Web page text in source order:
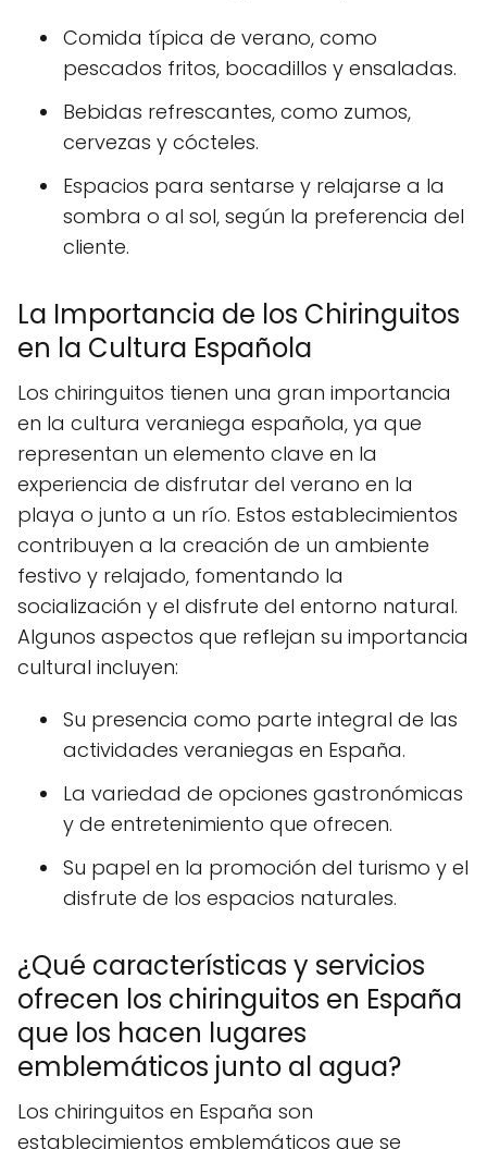
Comida típica de verano, como
pescados fritos, bocadillos y ensaladas.
Bebidas refrescantes, como zumos,
cervezas y cócteles.
Espacios para sentarse y relajarse a la
sombra o al sol, según la preferencia del
cliente.
La Importancia de los Chiringuitos
en la Cultura Española
Los chiringuitos tienen una gran importancia
en la cultura veraniega española, ya que
representan un elemento clave en la
experiencia de disfrutar del verano en la
playa o junto a un río. Estos establecimientos
contribuyen a la creación de un ambiente
festivo y relajado, fomentando la
socialización y el disfrute del entorno natural.
Algunos aspectos que reflejan su importancia
cultural incluyen:
Su presencia como parte integral de las
actividades veraniegas en España.
La variedad de opciones gastronómicas
y de entretenimiento que ofrecen.
Su papel en la promoción del turismo y el
disfrute de los espacios naturales.
¿Qué características y servicios
ofrecen los chiringuitos en España
que los hacen lugares
emblemáticos junto al agua?
Los chiringuitos en España son
establecimientos emblemáticos que se